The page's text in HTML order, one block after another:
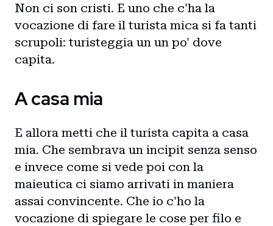
Non ci son cristi. E uno che c'ha la
vocazione di fare il turista mica si fa tanti
scrupoli: turisteggia un un po' dove
capita.
A casa mia
E allora metti che il turista capita a casa
mia. Che sembrava un incipit senza senso
e invece come si vede poi con la
maieutica ci siamo arrivati in maniera
assai convincente. Che io c'ho la
vocazione di spiegare le cose per filo e